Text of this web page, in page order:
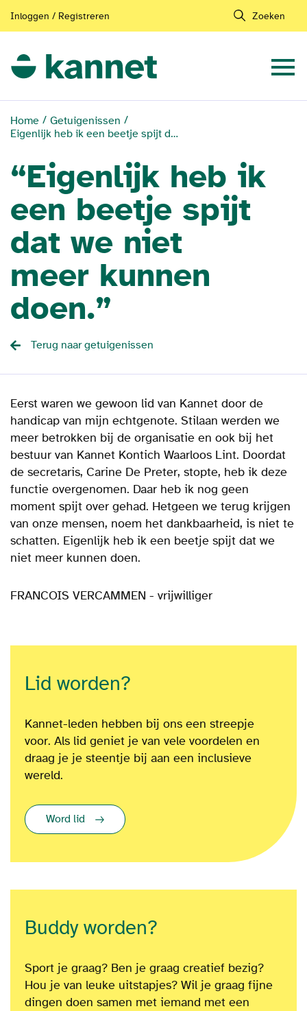
Inloggen / Registreren Zoeken
Home
Getuigenissen
Eigenlijk heb ik een beetje spijt dat we niet meer kunnen doen.
“Eigenlijk heb ik
een beetje spijt
dat we niet
meer kunnen
doen.”
Terug naar getuigenissen
Eerst waren we gewoon lid van Kannet door de
handicap van mijn echtgenote. Stilaan werden we
meer betrokken bij de organisatie en ook bij het
bestuur van Kannet Kontich Waarloos Lint. Doordat
de secretaris, Carine De Preter, stopte, heb ik deze
functie overgenomen. Daar heb ik nog geen
moment spijt over gehad. Hetgeen we terug krijgen
van onze mensen, noem het dankbaarheid, is niet te
schatten. Eigenlijk heb ik een beetje spijt dat we
niet meer kunnen doen.
FRANCOIS VERCAMMEN - vrijwilliger
Lid worden?
Kannet-leden hebben bij ons een streepje
voor. Als lid geniet je van vele voordelen en
draag je je steentje bij aan een inclusieve
wereld.
Word lid
Buddy worden?
Sport je graag? Ben je graag creatief bezig?
Hou je van leuke uitstapjes? Wil je graag fijne
dingen doen samen met iemand met een